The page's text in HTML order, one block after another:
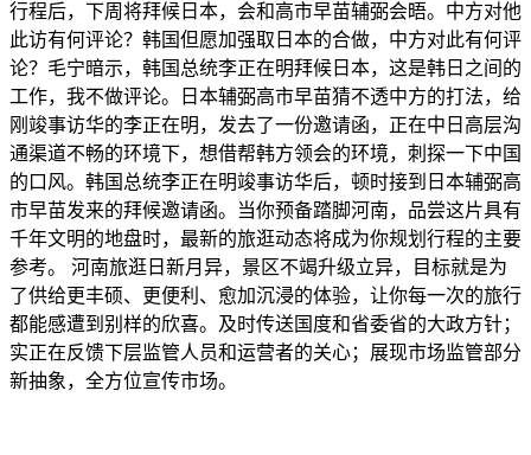
行程后，下周将拜候日本，会和高市早苗辅弼会晤。中方对他
此访有何评论？韩国但愿加强取日本的合做，中方对此有何评
论？毛宁暗示，韩国总统李正在明拜候日本，这是韩日之间的
工作，我不做评论。日本辅弼高市早苗猜不透中方的打法，给
刚竣事访华的李正在明，发去了一份邀请函，正在中日高层沟
通渠道不畅的环境下，想借帮韩方领会的环境，刺探一下中国
的口风。韩国总统李正在明竣事访华后，顿时接到日本辅弼高
市早苗发来的拜候邀请函。当你预备踏脚河南，品尝这片具有
千年文明的地盘时，最新的旅逛动态将成为你规划行程的主要
参考。 河南旅逛日新月异，景区不竭升级立异，目标就是为
了供给更丰硕、更便利、愈加沉浸的体验，让你每一次的旅行
都能感遭到别样的欣喜。及时传送国度和省委省的大政方针；
实正在反馈下层监管人员和运营者的关心；展现市场监管部分
新抽象，全方位宣传市场。